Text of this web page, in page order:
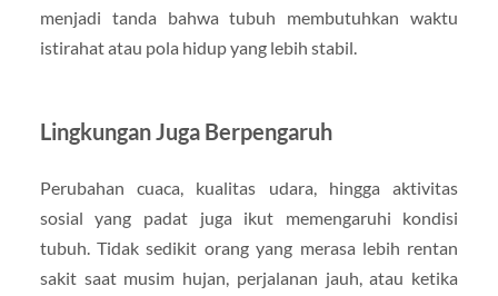
menjadi tanda bahwa tubuh membutuhkan waktu
istirahat atau pola hidup yang lebih stabil.
Lingkungan Juga Berpengaruh
Perubahan cuaca, kualitas udara, hingga aktivitas
sosial yang padat juga ikut memengaruhi kondisi
tubuh. Tidak sedikit orang yang merasa lebih rentan
sakit saat musim hujan, perjalanan jauh, atau ketika